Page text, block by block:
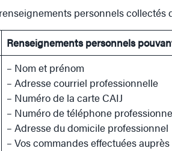
personnels
Renseignements personnels
– Nom et prénom
– Adresse courriel professionnelle
– Numéro de la carte CAIJ
– Numéro de téléphone
– Adresse du domicile professionnel
– Vos commandes effectuées